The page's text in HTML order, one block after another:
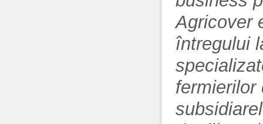
Agricover
întregului
fermierilor